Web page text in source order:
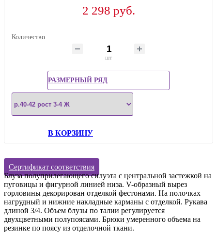
2 298 руб.
Количество
шт
РАЗМЕРНЫЙ РЯД
В КОРЗИНУ
Сертификат соответствия
Блуза полуприлегающего силуэта с центральной застежкой на
пуговицы и фигурной линией низа. V-образный вырез
горловины декорирован отделкой фестонами. На полочках
нагрудный и нижние накладные карманы с отделкой. Рукава
длиной 3/4. Объем блузы по талии регулируется
двухцветными полупоясами. Брюки умеренного объема на
резинке по поясу из отделочной ткани.